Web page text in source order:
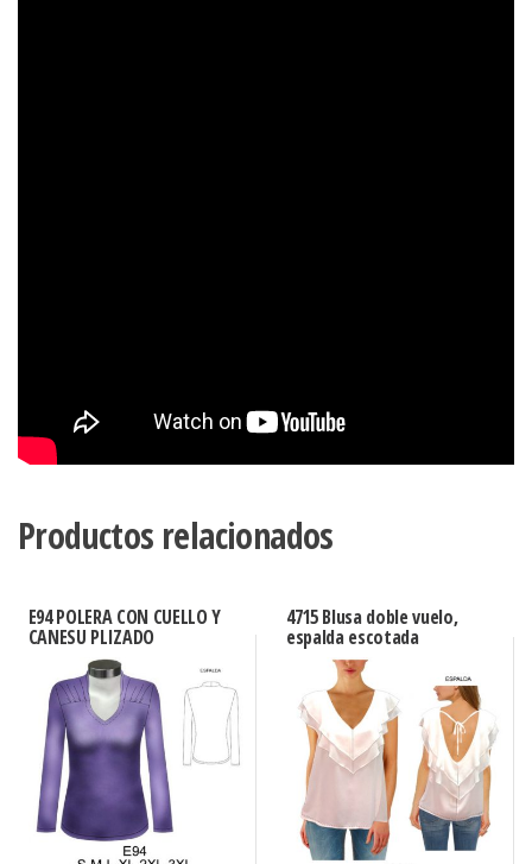
Productos relacionados
E94 POLERA CON CUELLO Y
CANESU PLIZADO
4715 Blusa doble vuelo,
espalda escotada